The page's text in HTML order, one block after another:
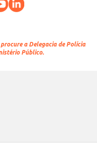
a Delegacia de Polícia
Público.